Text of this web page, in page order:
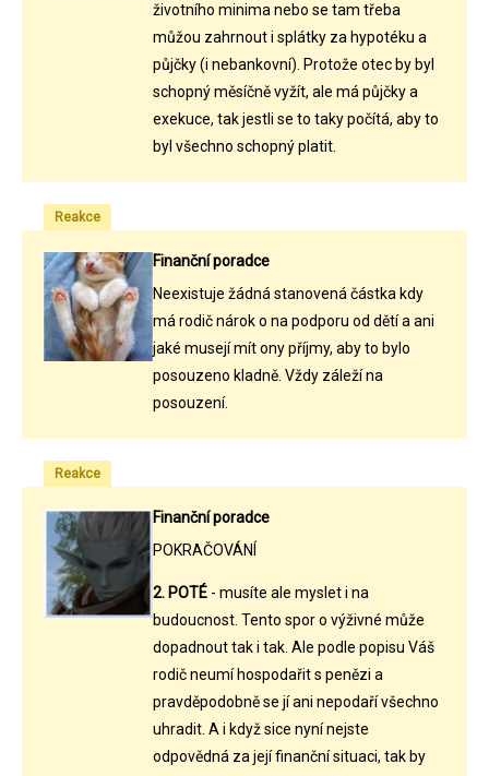
životního minima nebo se tam třeba
můžou zahrnout i splátky za hypotéku a
půjčky (i nebankovní). Protože otec by byl
schopný měsíčně vyžít, ale má půjčky a
exekuce, tak jestli se to taky počítá, aby to
byl všechno schopný platit.
Reakce
Finanční poradce
Neexistuje žádná stanovená částka kdy
má rodič nárok o na podporu od dětí a ani
jaké musejí mít ony příjmy, aby to bylo
posouzeno kladně. Vždy záleží na
posouzení.
Reakce
Finanční poradce
POKRAČOVÁNÍ
2. POTÉ - musíte ale myslet i na
budoucnost. Tento spor o výživné může
dopadnout tak i tak. Ale podle popisu Váš
rodič neumí hospodařit s penězi a
pravděpodobně se jí ani nepodaří všechno
uhradit. A i když sice nyní nejste
odpovědná za její finanční situaci, tak by